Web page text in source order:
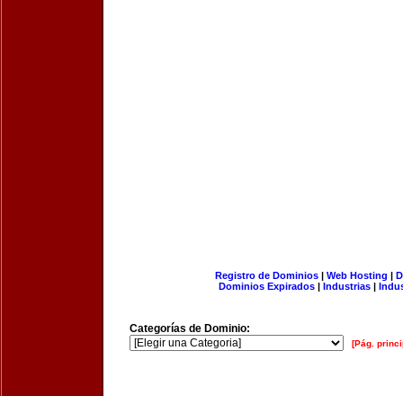
Registro de Dominios| Web Hosting |
Dominios Expirados | Industrias |
Categorías de Dominio:
[Pág.